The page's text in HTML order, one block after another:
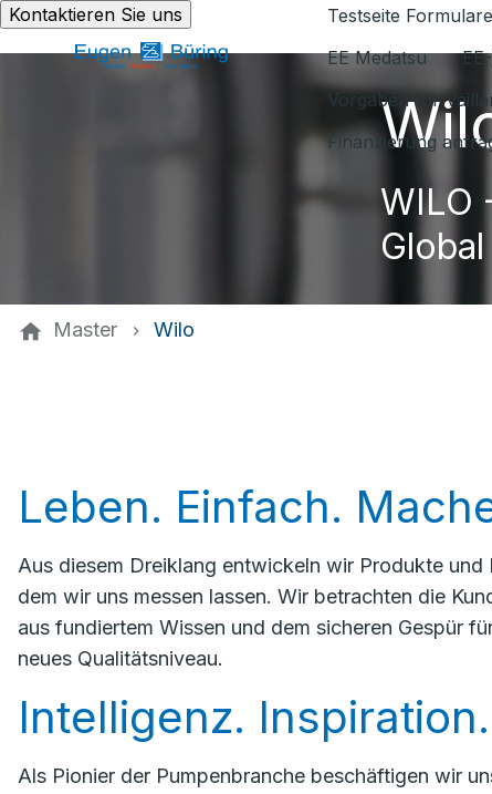
Kontaktieren Sie uns Testseite Formulare
EE Medatsu
Vorgaben für
Finanzierung
WILO
Master Wilo
Leben. Einfach.
Aus diesem Dreiklang entwickeln wir Produkte
dem wir uns messen lassen. Wir betrachten die
aus fundiertem Wissen und dem sicheren Gespür
neues Qualitätsniveau.
Intelligenz.
Als Pionier der ­Pumpenbranche beschäftigen wir